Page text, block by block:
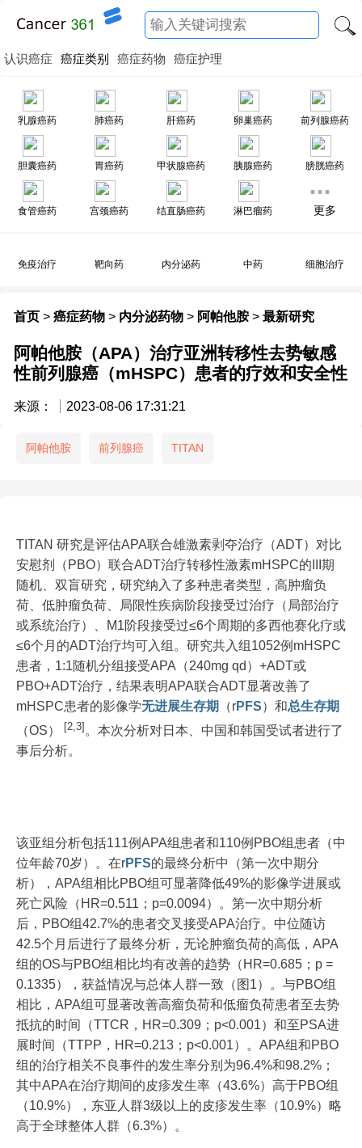
认识癌症 癌症类别 癌症药物 癌症护理
乳腺癌药 肺癌药 肝癌药 卵巢癌药 前列腺癌药
胆囊癌药 胃癌药 甲状腺癌药 胰腺癌药 膀胱癌药
食管癌药 宫颈癌药 结直肠癌药 淋巴瘤药 更多
免疫治疗 靶向药 内分泌药 中药 细胞治疗
首页 > 癌症药物 > 内分泌药物 > 阿帕他胺 > 最新研究
阿帕他胺（APA）治疗亚洲转移性去势敏感
性前列腺癌（mHSPC）患者的疗效和安全性
来源： 2023-08-06 17:31:21
阿帕他胺 前列腺癌 TITAN
TITAN 研究是评估APA联合雄激素剥夺治疗（ADT）对比
安慰剂（PBO）联合ADT治疗转移性激素mHSPC的III期
随机、双盲研究，研究纳入了多种患者类型，高肿瘤负
荷、低肿瘤负荷、局限性疾病阶段接受过治疗（局部治疗
或系统治疗）、M1阶段接受过≤6个周期的多西他赛化疗或
≤6个月的ADT治疗均可入组。研究共入组1052例mHSPC
患者，1:1随机分组接受APA（240mg qd）+ADT或
PBO+ADT治疗，结果表明APA联合ADT显著改善了
mHSPC患者的影像学无进展生存期 （rPFS）和总生存期
（OS）
[2,3] 。本次分析对日本、中国和韩国受试者进行了
事后分析。
该亚组分析包括111例APA组患者和110例PBO组患者（中
位年龄70岁）。在rPFS的最终分析中（第一次中期分
析），APA组相比PBO组可显著降低49%的影像学进展或
死亡风险（HR=0.511；p=0.0094）。第一次中期分析
后，PBO组42.7%的患者交叉接受APA治疗。中位随访
42.5个月后进行了最终分析，无论肿瘤负荷的高低，APA
组的OS与PBO组相比均有改善的趋势（HR=0.685；p =
0.1335），获益情况与总体人群一致（图1）。与PBO组
相比，APA组可显著改善高瘤负荷和低瘤负荷患者至去势
抵抗的时间（TTCR，HR=0.309；p<0.001）和至PSA进
展时间（TTPP，HR=0.213；p<0.001）。APA组和PBO
组的治疗相关不良事件的发生率分别为96.4%和98.2%；
其中APA在治疗期间的皮疹发生率（43.6%）高于PBO组
（10.9%），东亚人群3级以上的皮疹发生率（10.9%）略
高于全球整体人群（6.3%）。